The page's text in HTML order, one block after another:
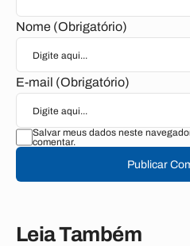
Nome (Obrigatório)
E-mail (Obrigatório)
Salvar meus dados neste
comentar.
Publicar
Leia Também